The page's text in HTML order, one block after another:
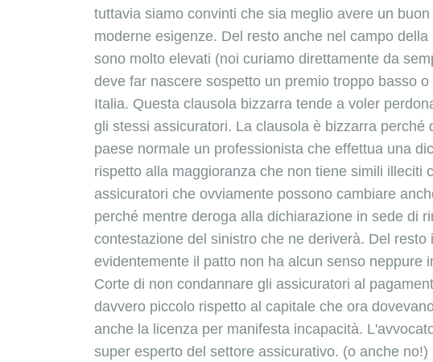
tuttavia siamo convinti che sia meglio avere un
moderne esigenze. Del resto anche nel campo
sono molto elevati (noi curiamo direttamente da
deve far nascere sospetto un premio troppo basso
Italia. Questa clausola bizzarra tende a voler
gli stessi assicuratori. La clausola è bizzarra
paese normale un professionista che effettua una
rispetto alla maggioranza che non tiene simili
assicuratori che ovviamente possono cambiare
perché mentre deroga alla dichiarazione in sede di
contestazione del sinistro che ne deriverà. Del
evidentemente il patto non ha alcun senso neppure
Corte di non condannare gli assicuratori al
davvero piccolo rispetto al capitale che ora
anche la licenza per manifesta incapacità.
super esperto del settore assicurativo. (o anche no!)